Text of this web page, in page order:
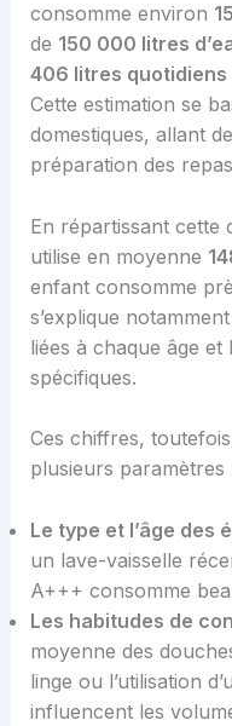
consomme environ
de 150 000 litres
406 litres quotidiens
Cette estimation se
domestiques, allant
préparation des
En répartissant cette
utilise en moyenne
enfant consomme
s’explique
liées à chaque âge et
spécifiques.
Ces chiffres,
plusieurs paramètres
Le type et l’âge des
un lave-vaisselle
A+++ consomme
Les habitudes de
moyenne des
linge ou l’utilisation
influencent les